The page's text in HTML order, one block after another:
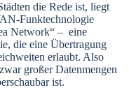
die Rede ist, liegt
Funktechnologie
Network“ – eine
die eine Übertragung
erlaubt. Also
großer Datenmengen
ist.